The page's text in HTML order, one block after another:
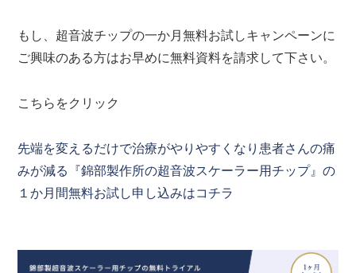
もし、超音波チップの一か月無料お試しキャンペーンに
ご興味のある方はお早めに無料資料を請求して下さい。
こちらをクリック
先端を変えるだけで治療がやりやすくなり患者さんの痛
みが減る『錦部製作所の超音波スケーラー用チップ』の
１か月間無料お試し申し込みはコチラ